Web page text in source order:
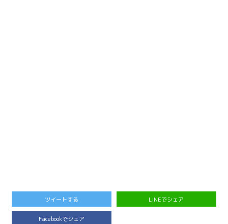
ツイートする LINEでシェア
Facebookでシェア